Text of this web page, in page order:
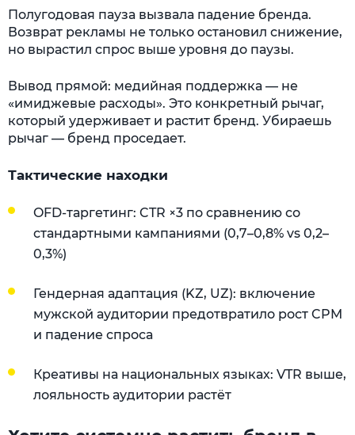
Полугодовая пауза вызвала падение бренда.
Возврат рекламы не только остановил снижение,
но вырастил спрос выше уровня до паузы.
Вывод прямой: медийная поддержка — не
«имиджевые расходы». Это конкретный рычаг,
который удерживает и растит бренд. Убираешь
рычаг — бренд проседает.
Тактические находки
OFD-таргетинг: CTR ×3 по сравнению со
стандартными кампаниями (0,7–0,8% vs 0,2–
0,3%)
Гендерная адаптация (KZ, UZ): включение
мужской аудитории предотвратило рост CPM
и падение спроса
Креативы на национальных языках: VTR выше,
лояльность аудитории растёт